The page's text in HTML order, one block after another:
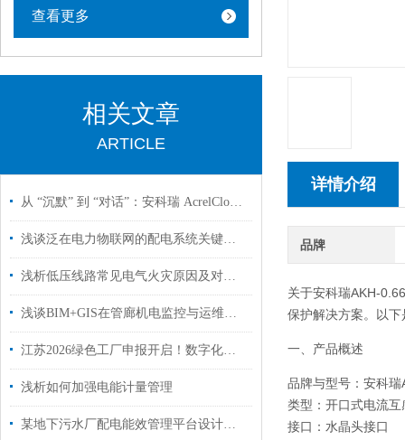
查看更多
相关文章
ARTICLE
从 “沉默” 到 “对话”：安科瑞 AcrelCloud-1000 云平台唤醒老旧变电站
浅谈泛在电力物联网的配电系统关键技术研究
浅析低压线路常见电气火灾原因及对应的预防措施
浅谈BIM+GIS在管廊机电监控与运维管控系统中的应用
江苏2026绿色工厂申报开启！数字化能碳平台成硬性门槛，12项功能缺一不可
浅析如何加强电能计量管理
某地下污水厂配电能效管理平台设计与智能照明策略
详情介绍
品牌
关于安科瑞AKH-
保护解决方案。以
一、产品概述
品牌与型号 ：安科
类型 ：开口式电流
接口 ：水晶头接口